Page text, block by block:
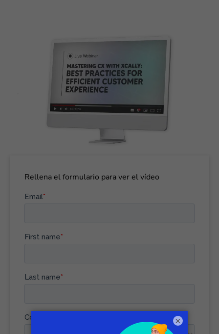
Rellena el formulario para ver el vídeo
×